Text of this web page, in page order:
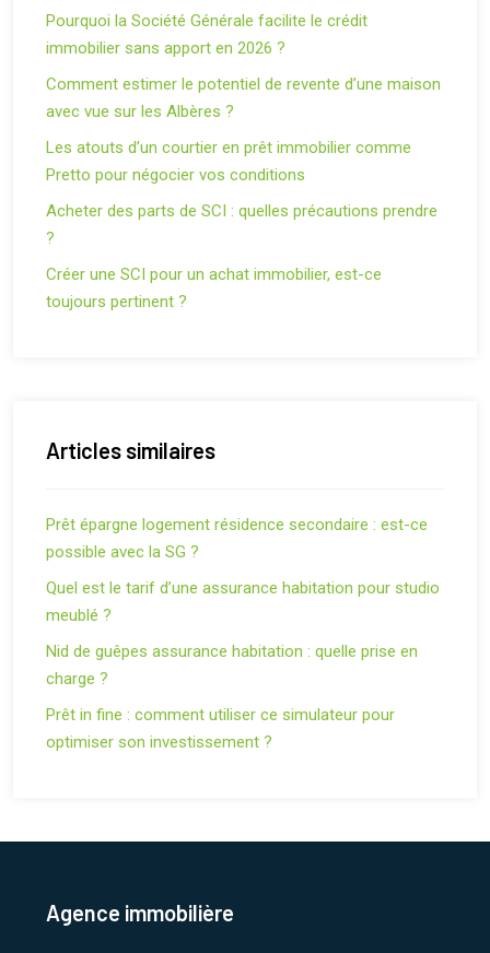
Pourquoi la Société Générale facilite le crédit
immobilier sans apport en 2026 ?
Comment estimer le potentiel de revente d’une maison
avec vue sur les Albères ?
Les atouts d’un courtier en prêt immobilier comme
Pretto pour négocier vos conditions
Acheter des parts de SCI : quelles précautions prendre
?
Créer une SCI pour un achat immobilier, est-ce
toujours pertinent ?
Articles similaires
Prêt épargne logement résidence secondaire : est-ce
possible avec la SG ?
Quel est le tarif d’une assurance habitation pour studio
meublé ?
Nid de guêpes assurance habitation : quelle prise en
charge ?
Prêt in fine : comment utiliser ce simulateur pour
optimiser son investissement ?
Agence immobilière